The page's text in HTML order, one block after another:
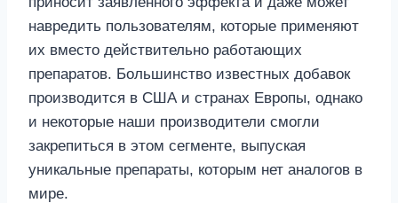
навредить пользователям, которые применяют
их вместо действительно работающих
препаратов. Большинство известных добавок
производится в США и странах Европы, однако
и некоторые наши производители смогли
закрепиться в этом сегменте, выпуская
уникальные препараты, которым нет аналогов в
мире.